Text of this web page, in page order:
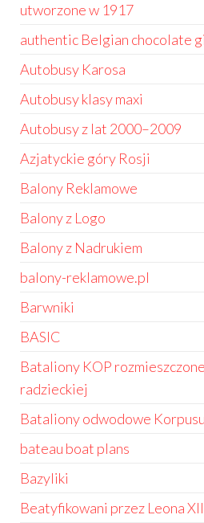
utworzone w 1917
authentic Belgian chocolate
Autobusy Karosa
Autobusy klasy maxi
Autobusy z lat 2000–2009
Azjatyckie góry Rosji
Balony Reklamowe
Balony z Logo
Balony z Nadrukiem
balony-reklamowe.pl
Barwniki
BASIC
Bataliony KOP
radzieckiej
Bataliony odwodowe
bateau boat plans
Bazyliki
Beatyfikowani przez Leona XII